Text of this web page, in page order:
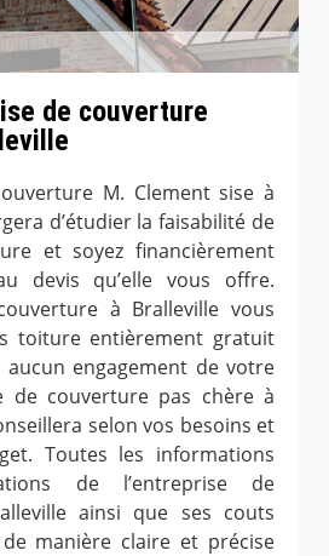
de couverture
M. Clement sise à
d’étudier la faisabilité de
et soyez financièrement
devis qu’elle vous offre.
à Bralleville vous
toiture entièrement gratuit
engagement de votre
de couverture pas chère à
selon vos besoins et
Toutes les informations
de l’entreprise de
ainsi que ses couts
manière claire et précise